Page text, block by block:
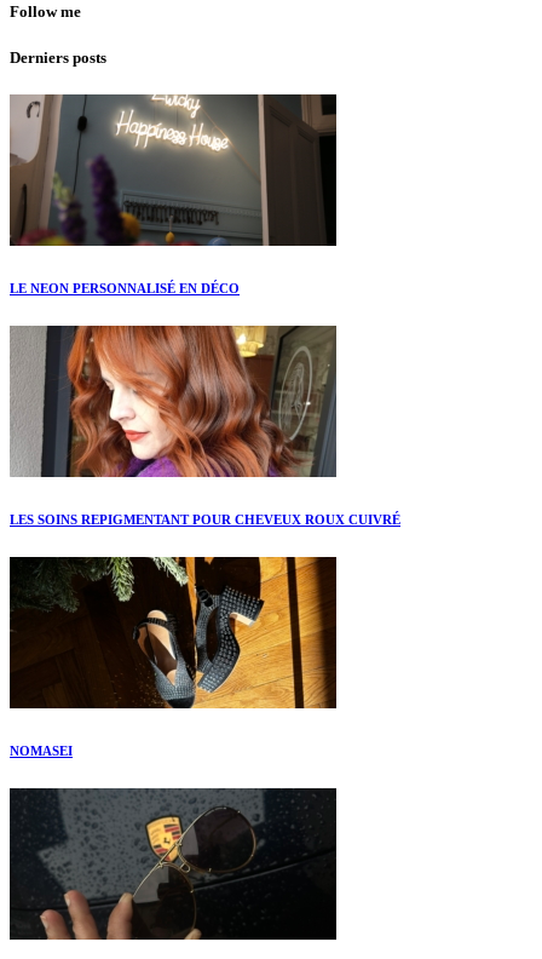
Follow me
Derniers posts
LE NEON PERSONNALISÉ EN DÉCO
LES SOINS REPIGMENTANT POUR CHEVEUX ROUX CUIVRÉ
NOMASEI